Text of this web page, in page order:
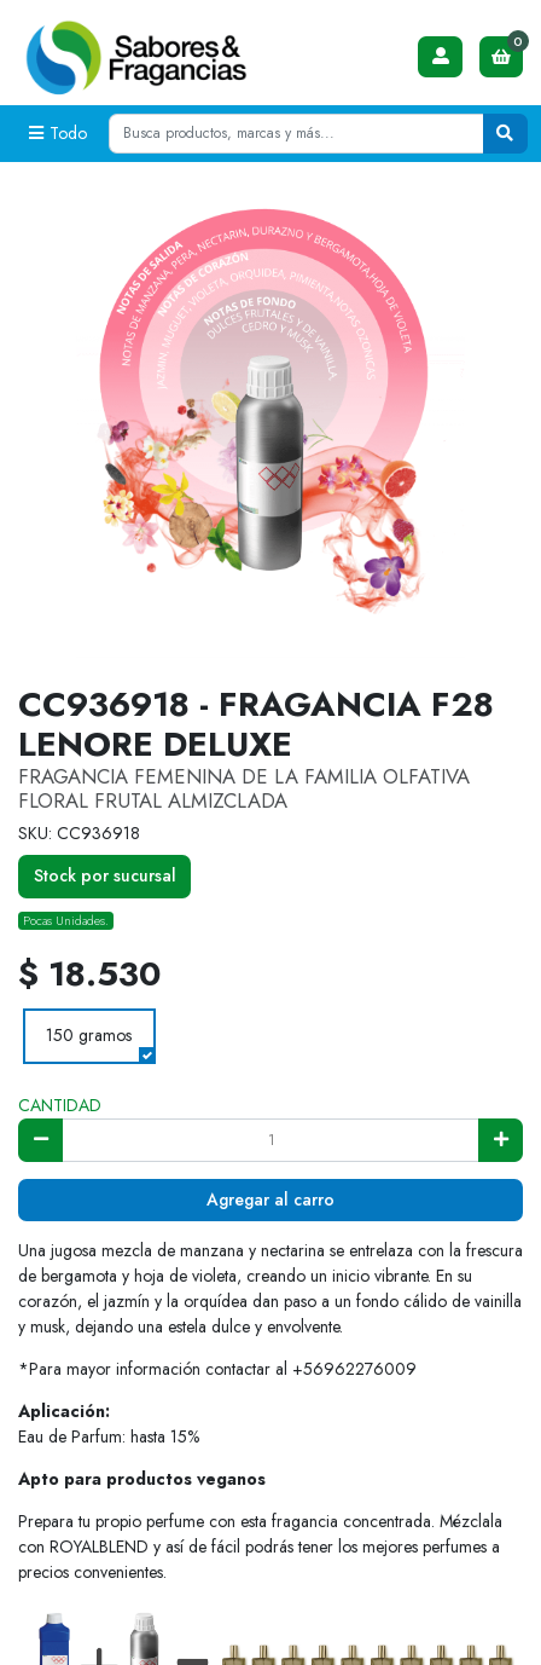
Todo
0
CC936918 - FRAGANCIA F28
LENORE DELUXE
FRAGANCIA FEMENINA DE LA FAMILIA OLFATIVA
FLORAL FRUTAL ALMIZCLADA
SKU: CC936918
Stock por sucursal
Pocas Unidades.
$ 18.530
150 gramos
CANTIDAD
Agregar al carro
Una jugosa mezcla de manzana y nectarina se entrelaza con la frescura
de bergamota y hoja de violeta, creando un inicio vibrante. En su
corazón, el jazmín y la orquídea dan paso a un fondo cálido de vainilla
y musk, dejando una estela dulce y envolvente.
*Para mayor información contactar al +56962276009
Aplicación:
Eau de Parfum: hasta 15%
Apto para productos veganos
Prepara tu propio perfume con esta fragancia concentrada. Mézclala
con ROYALBLEND y así de fácil podrás tener los mejores perfumes a
precios convenientes.